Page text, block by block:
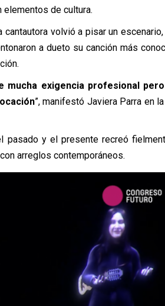
de cultura.
volvió a pisar un
a dueto su canción más
mucha exigencia profesional
”, manifestó Javiera Parra en
pasado y el presente recreó
arreglos contemporáneos.